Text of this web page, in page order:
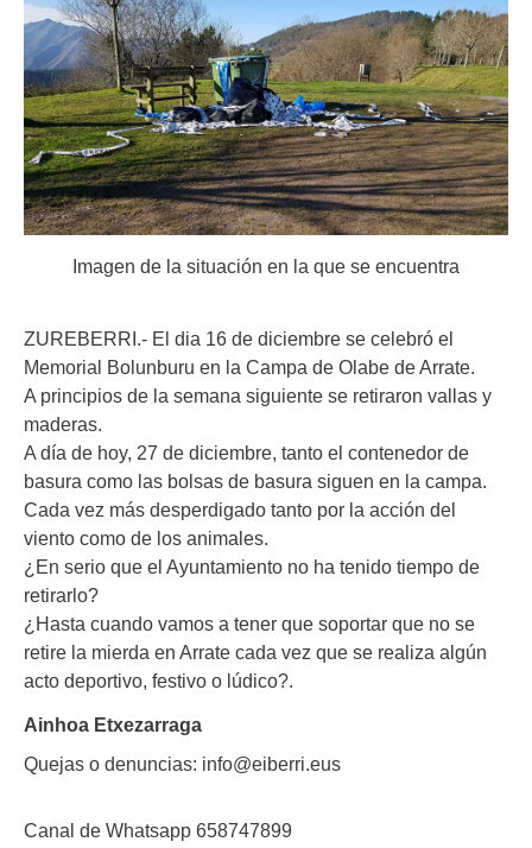
Imagen de la situación en la que se encuentra
ZUREBERRI.- El dia 16 de diciembre se celebró el
Memorial Bolunburu en la Campa de Olabe de Arrate.
A principios de la semana siguiente se retiraron vallas y
maderas.
A día de hoy, 27 de diciembre, tanto el contenedor de
basura como las bolsas de basura siguen en la campa.
Cada vez más desperdigado tanto por la acción del
viento como de los animales.
¿En serio que el Ayuntamiento no ha tenido tiempo de
retirarlo?
¿Hasta cuando vamos a tener que soportar que no se
retire la mierda en Arrate cada vez que se realiza algún
acto deportivo, festivo o lúdico?.
Ainhoa Etxezarraga
Quejas o denuncias: info@eiberri.eus
Canal de Whatsapp 658747899